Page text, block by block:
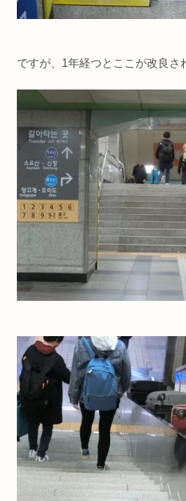
ですが、1年経つとここが改良さ